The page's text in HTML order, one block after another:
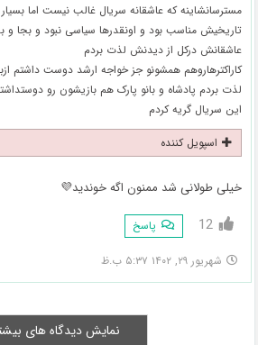
مسترسانشاینه که عاشقانه سریال غالب نیست اما
تاریخیش مناسب بود و اونقدرها سیاسی نبود و بجا و
عاشقانش درکل از دیدنش لذت بردم
کاراکترهاروهم همشونو جز خواجه ارشد دوست داشتم
لذت بردم پادشاه و بانو پارک هم بازیشون رو
این سریال گریه کردم
اسپویل کننده
خیلی طولانی شد ممنون اگه خوندید💜
12 پاسخ
شهریور ۲۹, ۱۴۰۲ ۵:۳۷ ب.ظ
نمایش دیدگاه های